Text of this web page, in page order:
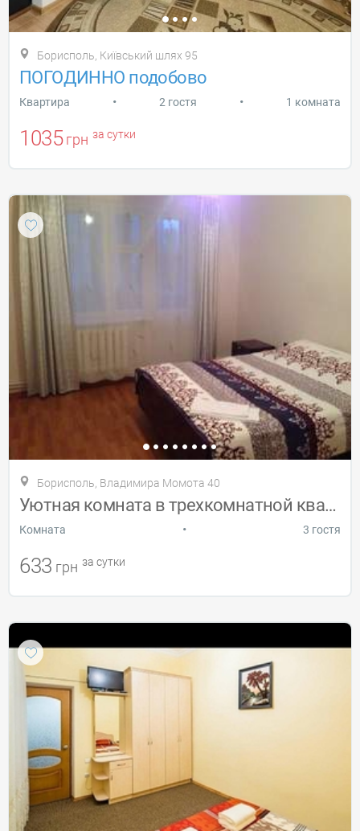
Борисполь, Київський шлях 95
ПОГОДИННО подобово
Квартира • 2 гостя • 1 комната
1035 грн за сутки
Борисполь, Владимира Момота 40
Уютная комната в трехкомнатной квартире
Комната • 3 гостя
633 грн за сутки